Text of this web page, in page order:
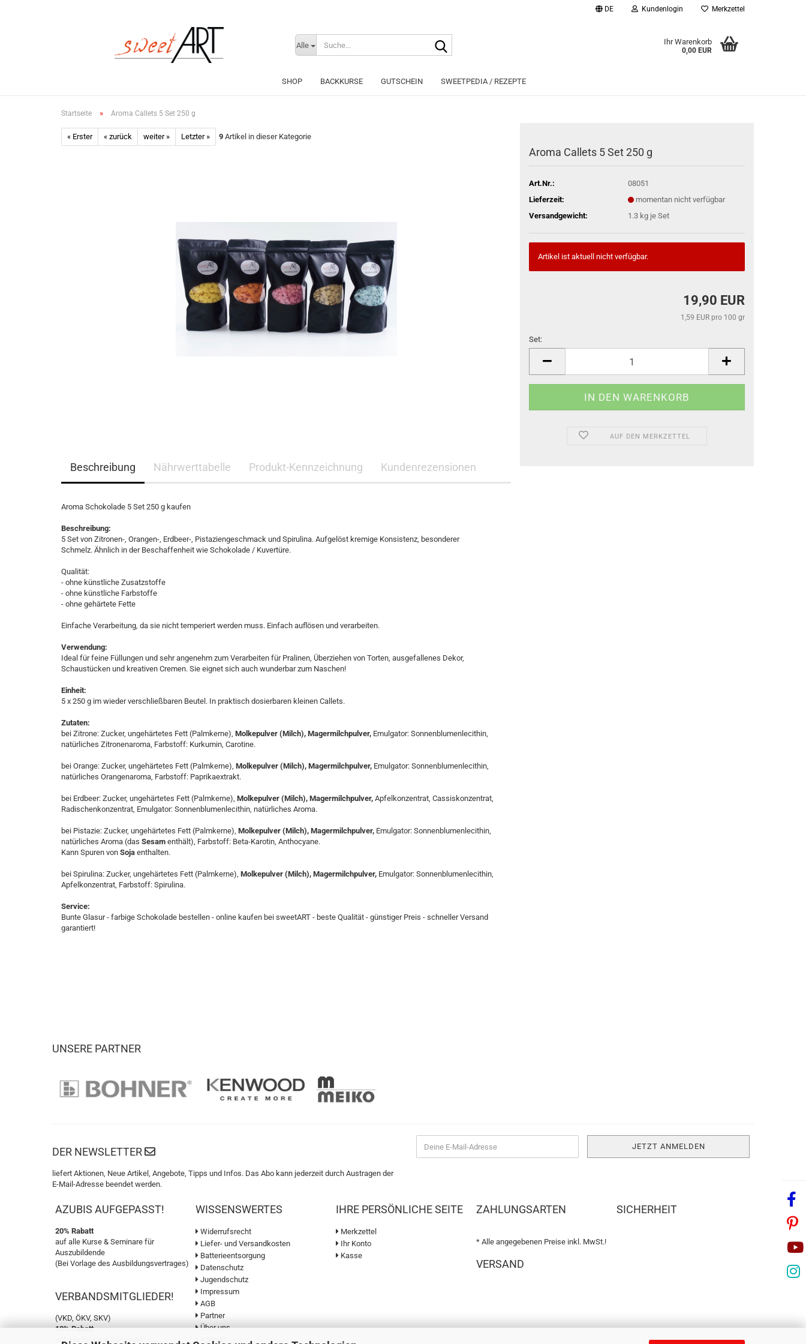
DE Kundenlogin
Passwort vergessen?
Merkzettel
Alle Ihr Warenkorb
0,00 EUR
SHOP BACKKURSE GUTSCHEIN SWEETPEDIA / REZEPTE
Startseite » Aroma Callets 5 Set 250 g
« Erster « zurück weiter » Letzter » 9 Artikel in dieser Kategorie
Aroma Callets 5 Set 250 g
Art.Nr.:
08051
Lieferzeit:
momentan nicht verfügbar
Versandgewicht:
1.3 kg je Set
Artikel ist aktuell nicht verfügbar.
19,90 EUR
1,59 EUR pro 100 gr
Set:
AUF DEN MERKZETTEL
Beschreibung Nährwerttabelle Produkt-Kennzeichnung Kundenrezensionen
Aroma Schokolade 5 Set 250 g kaufen
Beschreibung:
5 Set von Zitronen-, Orangen-, Erdbeer-, Pistaziengeschmack und Spirulina. Aufgelöst kremige Konsistenz, besonderer
Schmelz. Ähnlich in der Beschaffenheit wie Schokolade / Kuvertüre.
Qualität:
- ohne künstliche Zusatzstoffe
- ohne künstliche Farbstoffe
- ohne gehärtete Fette
​Einfache Verarbeitung, da sie nicht temperiert werden muss. Einfach auflösen und verarbeiten.
Verwendung:
Ideal für feine Füllungen und sehr angenehm zum Verarbeiten für Pralinen, Überziehen von Torten, ausgefallenes Dekor,
Schaustücken und kreativen Cremen. Sie eignet sich auch wunderbar zum Naschen!
Einheit:
5 x 250 g im wieder verschließbaren Beutel. In praktisch dosierbaren kleinen Callets.
Zutaten:
bei Zitrone: Zucker, ungehärtetes Fett (Palmkerne), Molkepulver (Milch), Magermilchpulver, Emulgator: Sonnenblumenlecithin,
natürliches Zitronenaroma, Farbstoff: Kurkumin, Carotine.
bei Orange: Zucker, ungehärtetes Fett (Palmkerne), Molkepulver (Milch), Magermilchpulver, Emulgator: Sonnenblumenlecithin,
natürliches Orangenaroma, Farbstoff: Paprikaextrakt.
bei Erdbeer: Zucker, ungehärtetes Fett (Palmkerne), Molkepulver (Milch), Magermilchpulver, Apfelkonzentrat, Cassiskonzentrat,
Radischenkonzentrat, Emulgator: Sonnenblumenlecithin, natürliches Aroma.
bei Pistazie: Zucker, ungehärtetes Fett (Palmkerne), Molkepulver (Milch), Magermilchpulver, Emulgator: Sonnenblumenlecithin,
natürliches Aroma (das Sesam enthält), Farbstoff: Beta-Karotin, Anthocyane.
Kann Spuren von Soja enthalten.
bei Spirulina: Zucker, ungehärtetes Fett (Palmkerne), Molkepulver (Milch), Magermilchpulver, Emulgator: Sonnenblumenlecithin,
Apfelkonzentrat, Farbstoff: Spirulina.
Service:
Bunte Glasur - farbige Schokolade bestellen - online kaufen bei sweetART - beste Qualität - günstiger Preis - schneller Versand
garantiert!
UNSERE PARTNER
DER NEWSLETTER
liefert Aktionen, Neue Artikel, Angebote, Tipps und Infos. Das Abo kann jederzeit durch Austragen der
E-Mail-Adresse beendet werden.
AZUBIS AUFGEPASST!
20% Rabatt
auf alle Kurse & Seminare für
Auszubildende
(Bei Vorlage des Ausbildungsvertrages)
VERBANDSMITGLIEDER!
(VKD, ÖKV, SKV)
10% Rabatt
auf alle Kurse & Seminare
WISSENSWERTES
Widerrufsrecht
Liefer- und Versandkosten
Batterieentsorgung
Datenschutz
Jugendschutz
Impressum
AGB
Partner
Über uns
Kontakt
IHRE PERSÖNLICHE SEITE
Merkzettel
Ihr Konto
Kasse
ZAHLUNGSARTEN
* Alle angegebenen Preise inkl. MwSt.!
VERSAND
SICHERHEIT